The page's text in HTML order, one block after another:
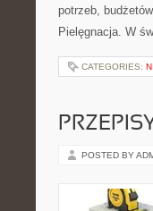
potrzeb,
Pielęgnacja. W
CATEGORIES:
POSTED BY